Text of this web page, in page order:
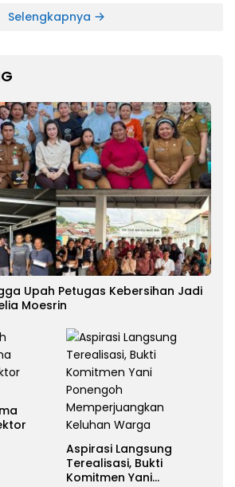
Selengkapnya
Upah Petugas Kebersihan Jadi
Moesrin
Aspirasi Langsung
Terealisasi, Bukti
Komitmen Yani